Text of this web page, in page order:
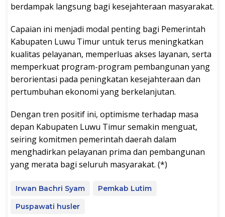
berdampak langsung bagi kesejahteraan masyarakat.
Capaian ini menjadi modal penting bagi Pemerintah
Kabupaten Luwu Timur untuk terus meningkatkan
kualitas pelayanan, memperluas akses layanan, serta
memperkuat program-program pembangunan yang
berorientasi pada peningkatan kesejahteraan dan
pertumbuhan ekonomi yang berkelanjutan.
Dengan tren positif ini, optimisme terhadap masa
depan Kabupaten Luwu Timur semakin menguat,
seiring komitmen pemerintah daerah dalam
menghadirkan pelayanan prima dan pembangunan
yang merata bagi seluruh masyarakat. (*)
Irwan Bachri Syam
Pemkab Lutim
Puspawati husler